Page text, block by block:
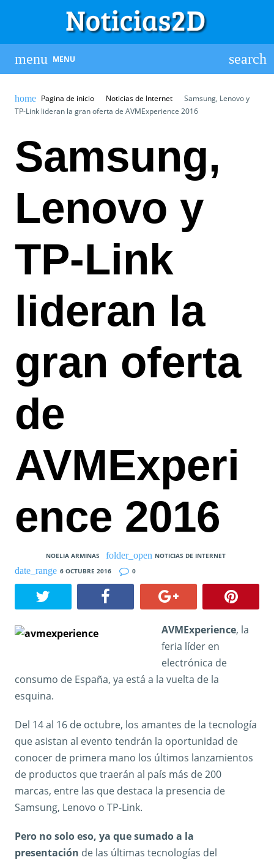
MENU
Pagina de inicio Noticias de Internet
Samsung, Lenovo y
TP-Link lideran la gran oferta de AVMExperience 2016
Samsung,
Lenovo y
TP-Link
lideran la
gran oferta
de
AVMExperi
ence 2016
NOELIA ARMINAS
NOTICIAS DE INTERNET
6 OCTUBRE 2016
0
AVMExperience, la
feria líder en
electrónica de
consumo de España, ya está a la vuelta de la
esquina.
Del 14 al 16 de octubre, los amantes de la tecnología
que asistan al evento tendrán la oportunidad de
conocer de primera mano los últimos lanzamientos
de productos que traerán al país más de 200
marcas, entre las que destaca la presencia de
Samsung, Lenovo o TP-Link.
Pero no solo eso, ya que sumado a la
presentación de las últimas tecnologías del